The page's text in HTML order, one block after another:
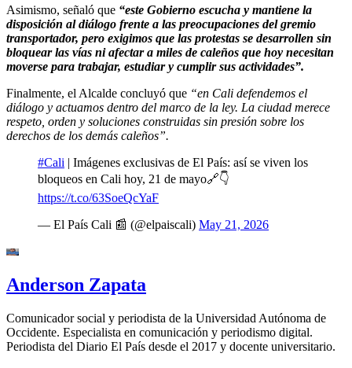
Asimismo, señaló que “este Gobierno escucha y mantiene la
disposición al diálogo frente a las preocupaciones del gremio
transportador, pero exigimos que las protestas se desarrollen sin
bloquear las vías ni afectar a miles de caleños que hoy necesitan
moverse para trabajar, estudiar y cumplir sus actividades”.
Finalmente, el Alcalde concluyó que “en Cali defendemos el
diálogo y actuamos dentro del marco de la ley. La ciudad merece
respeto, orden y soluciones construidas sin presión sobre los
derechos de los demás caleños”.
#Cali | Imágenes exclusivas de El País: así se viven los
bloqueos en Cali hoy, 21 de mayo🔗👇
https://t.co/63SoeQcYaF
— El País Cali 📰 (@elpaiscali) May 21, 2026
Anderson Zapata
Comunicador social y periodista de la Universidad Autónoma de
Occidente. Especialista en comunicación y periodismo digital.
Periodista del Diario El País desde el 2017 y docente universitario.